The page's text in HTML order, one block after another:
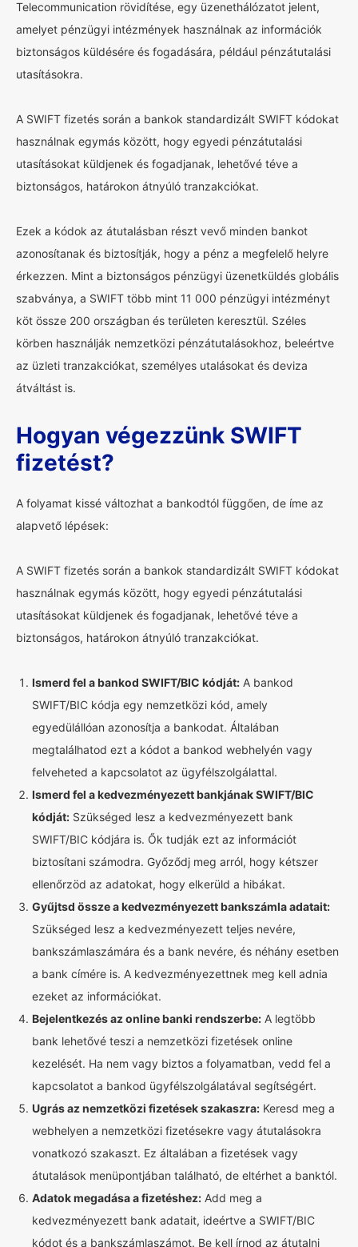
Telecommunication rövidítése, egy üzenethálózatot jelent,
amelyet pénzügyi intézmények használnak az információk
biztonságos küldésére és fogadására, például pénzátutalási
utasításokra.
A SWIFT fizetés során a bankok standardizált SWIFT kódokat
használnak egymás között, hogy egyedi pénzátutalási
utasításokat küldjenek és fogadjanak, lehetővé téve a
biztonságos, határokon átnyúló tranzakciókat.
Ezek a kódok az átutalásban részt vevő minden bankot
azonosítanak és biztosítják, hogy a pénz a megfelelő helyre
érkezzen. Mint a biztonságos pénzügyi üzenetküldés globális
szabványa, a SWIFT több mint 11 000 pénzügyi intézményt
köt össze 200 országban és területen keresztül. Széles
körben használják nemzetközi pénzátutalásokhoz, beleértve
az üzleti tranzakciókat, személyes utalásokat és deviza
átváltást is.
Hogyan végezzünk SWIFT
fizetést?
A folyamat kissé változhat a bankodtól függően, de íme az
alapvető lépések:
A SWIFT fizetés során a bankok standardizált SWIFT kódokat
használnak egymás között, hogy egyedi pénzátutalási
utasításokat küldjenek és fogadjanak, lehetővé téve a
biztonságos, határokon átnyúló tranzakciókat.
Ismerd fel a bankod SWIFT/BIC kódját: A bankod
SWIFT/BIC kódja egy nemzetközi kód, amely
egyedülállóan azonosítja a bankodat. Általában
megtalálhatod ezt a kódot a bankod webhelyén vagy
felveheted a kapcsolatot az ügyfélszolgálattal.
Ismerd fel a kedvezményezett bankjának SWIFT/BIC
kódját: Szükséged lesz a kedvezményezett bank
SWIFT/BIC kódjára is. Ők tudják ezt az információt
biztosítani számodra. Győződj meg arról, hogy kétszer
ellenőrzöd az adatokat, hogy elkerüld a hibákat.
Gyűjtsd össze a kedvezményezett bankszámla adatait:
Szükséged lesz a kedvezményezett teljes nevére,
bankszámlaszámára és a bank nevére, és néhány esetben
a bank címére is. A kedvezményezettnek meg kell adnia
ezeket az információkat.
Bejelentkezés az online banki rendszerbe: A legtöbb
bank lehetővé teszi a nemzetközi fizetések online
kezelését. Ha nem vagy biztos a folyamatban, vedd fel a
kapcsolatot a bankod ügyfélszolgálatával segítségért.
Ugrás az nemzetközi fizetések szakaszra: Keresd meg a
webhelyen a nemzetközi fizetésekre vagy átutalásokra
vonatkozó szakaszt. Ez általában a fizetések vagy
átutalások menüpontjában található, de eltérhet a banktól.
Adatok megadása a fizetéshez: Add meg a
kedvezményezett bank adatait, ideértve a SWIFT/BIC
kódot és a bankszámlaszámot. Be kell írnod az átutalni